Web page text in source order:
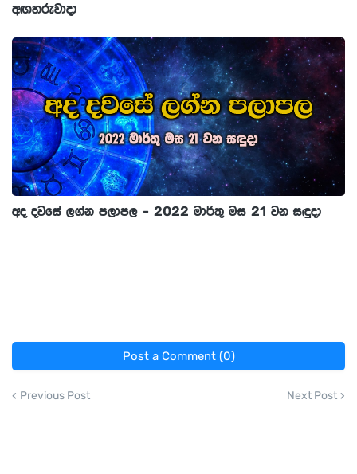
අඟහරුවාදා
අද දවසේ ලග්න පලාපල - 2022 මාර්තු මස 21 වන සඳුදා
Post a Comment (0)
Previous Post Next Post